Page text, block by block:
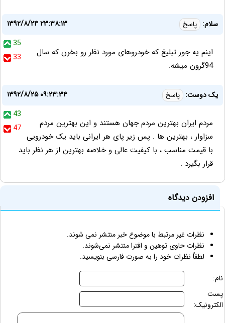
سلام: پاسخ
۱۳۹۲/۸/۲۴ ۲۳:۳۸:۱۳
35
33
اینم یه جور تبلیغ که خودروهای مورد نظر رو بخرن که سال
94گرون میشه.
یک دوست: پاسخ
۱۳۹۲/۸/۲۵ ۰۹:۲۳:۳۴
43
47
مردم ایران بهترین مردم جهان هستند و این بهترین مردم
سزاوار ، بهترین ها . پس زیر پای هر ایرانی باید یک خودرویی
با قیمت مناسب ، با کیفیت عالی و خلاصه بهترین از هر نظر باید
قرار بگیرد .
افزودن دیدگاه
نظرات غیر مرتبط با موضوع خبر منتشر نمی شوند.
نظرات حاوی توهین و افترا منتشر نمی‌شوند.
لطفاً نظرات خود را به صورت فارسی بنویسید.
نام:
پست
الکترونیک: